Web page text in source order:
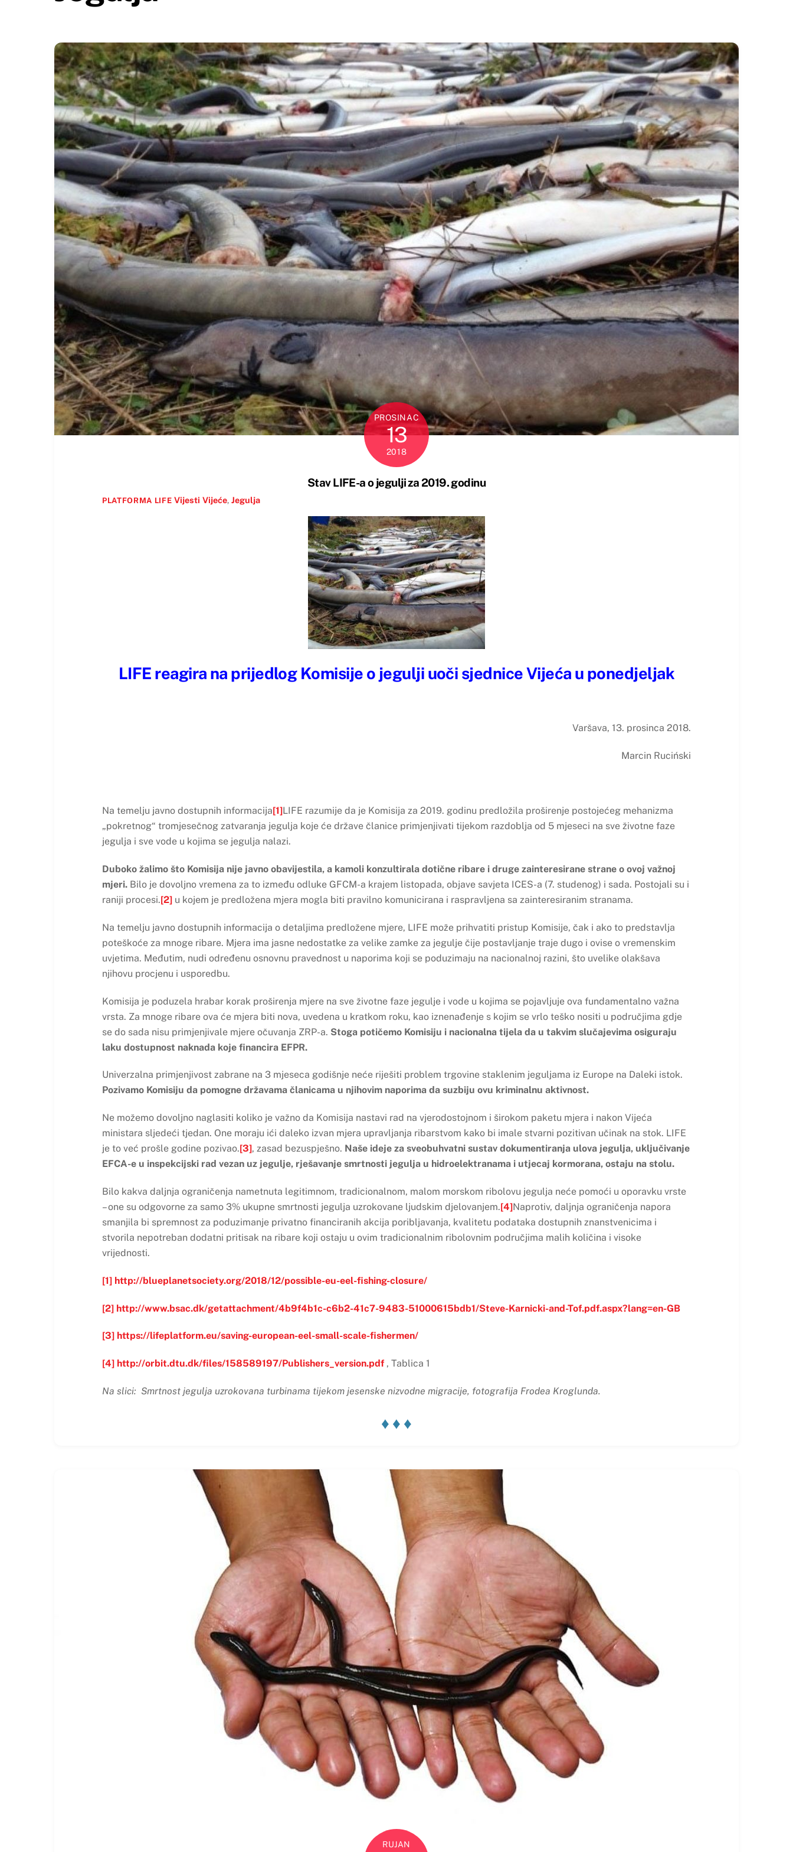
PROSINAC
13
2018
Stav LIFE-a o jegulji za 2019. godinu
PLATFORMA LIFE Vijesti Vijeće,Jegulja
LIFE reagira na prijedlog Komisije o jegulji uoči sjednice Vijeća u ponedjeljak
Varšava, 13. prosinca 2018.
Marcin Ruciński
Na temelju javno dostupnih informacija[1]LIFE razumije da je Komisija za 2019. godinu predložila proširenje postojećeg mehanizma
„pokretnog“ tromjesečnog zatvaranja jegulja koje će države članice primjenjivati tijekom razdoblja od 5 mjeseci na sve životne faze
jegulja i sve vode u kojima se jegulja nalazi.
Duboko žalimo što Komisija nije javno obavijestila, a kamoli konzultirala dotične ribare i druge zainteresirane strane o ovoj važnoj
mjeri. Bilo je dovoljno vremena za to između odluke GFCM-a krajem listopada, objave savjeta ICES-a (7. studenog) i sada. Postojali su i
raniji procesi.[2] u kojem je predložena mjera mogla biti pravilno komunicirana i raspravljena sa zainteresiranim stranama.
Na temelju javno dostupnih informacija o detaljima predložene mjere, LIFE može prihvatiti pristup Komisije, čak i ako to predstavlja
poteškoće za mnoge ribare. Mjera ima jasne nedostatke za velike zamke za jegulje čije postavljanje traje dugo i ovise o vremenskim
uvjetima. Međutim, nudi određenu osnovnu pravednost u naporima koji se poduzimaju na nacionalnoj razini, što uvelike olakšava
njihovu procjenu i usporedbu.
Komisija je poduzela hrabar korak proširenja mjere na sve životne faze jegulje i vode u kojima se pojavljuje ova fundamentalno važna
vrsta. Za mnoge ribare ova će mjera biti nova, uvedena u kratkom roku, kao iznenađenje s kojim se vrlo teško nositi u područjima gdje
se do sada nisu primjenjivale mjere očuvanja ZRP-a. Stoga potičemo Komisiju i nacionalna tijela da u takvim slučajevima osiguraju
laku dostupnost naknada koje financira EFPR.
Univerzalna primjenjivost zabrane na 3 mjeseca godišnje neće riješiti problem trgovine staklenim jeguljama iz Europe na Daleki istok.
Pozivamo Komisiju da pomogne državama članicama u njihovim naporima da suzbiju ovu kriminalnu aktivnost.
Ne možemo dovoljno naglasiti koliko je važno da Komisija nastavi rad na vjerodostojnom i širokom paketu mjera i nakon Vijeća
ministara sljedeći tjedan. One moraju ići daleko izvan mjera upravljanja ribarstvom kako bi imale stvarni pozitivan učinak na stok. LIFE
je to već prošle godine pozivao.[3], zasad bezuspješno. Naše ideje za sveobuhvatni sustav dokumentiranja ulova jegulja, uključivanje
EFCA-e u inspekcijski rad vezan uz jegulje, rješavanje smrtnosti jegulja u hidroelektranama i utjecaj kormorana, ostaju na stolu.
Bilo kakva daljnja ograničenja nametnuta legitimnom, tradicionalnom, malom morskom ribolovu jegulja neće pomoći u oporavku vrste
– one su odgovorne za samo 3% ukupne smrtnosti jegulja uzrokovane ljudskim djelovanjem.[4]Naprotiv, daljnja ograničenja napora
smanjila bi spremnost za poduzimanje privatno financiranih akcija poribljavanja, kvalitetu podataka dostupnih znanstvenicima i
stvorila nepotreban dodatni pritisak na ribare koji ostaju u ovim tradicionalnim ribolovnim područjima malih količina i visoke
vrijednosti.
[1] http://blueplanetsociety.org/2018/12/possible-eu-eel-fishing-closure/
[2] http://www.bsac.dk/getattachment/4b9f4b1c-c6b2-41c7-9483-51000615bdb1/Steve-Karnicki-and-Tof.pdf.aspx?lang=en-GB
[3] https://lifeplatform.eu/saving-european-eel-small-scale-fishermen/
[4] http://orbit.dtu.dk/files/158589197/Publishers_version.pdf , Tablica 1
Na slici: Smrtnost jegulja uzrokovana turbinama tijekom jesenske nizvodne migracije, fotografija Frodea Kroglunda.
♦ ♦ ♦
RUJAN